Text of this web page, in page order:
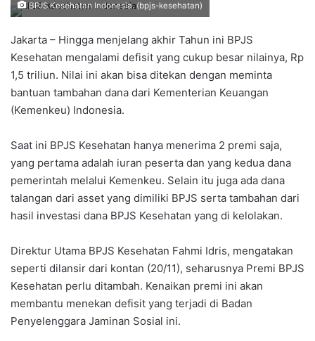
BPJS Kesehatan Indonesia. (bpjs-kesehatan)
Jakarta – Hingga menjelang akhir Tahun ini BPJS
Kesehatan mengalami defisit yang cukup besar nilainya, Rp
1,5 triliun. Nilai ini akan bisa ditekan dengan meminta
bantuan tambahan dana dari Kementerian Keuangan
(Kemenkeu) Indonesia.
Saat ini BPJS Kesehatan hanya menerima 2 premi saja,
yang pertama adalah iuran peserta dan yang kedua dana
pemerintah melalui Kemenkeu. Selain itu juga ada dana
talangan dari asset yang dimiliki BPJS serta tambahan dari
hasil investasi dana BPJS Kesehatan yang di kelolakan.
Direktur Utama BPJS Kesehatan Fahmi Idris, mengatakan
seperti dilansir dari kontan (20/11), seharusnya Premi BPJS
Kesehatan perlu ditambah. Kenaikan premi ini akan
membantu menekan defisit yang terjadi di Badan
Penyelenggara Jaminan Sosial ini.